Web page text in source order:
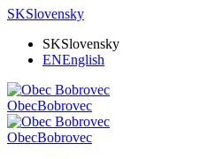
SKSlovensky
SKSlovensky
ENEnglish
ObecBobrovec
ObecBobrovec